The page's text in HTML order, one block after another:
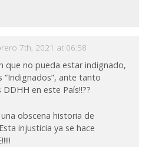
7th, 2021 at 06:58
que no pueda estar indignado,
“Indignados”, ante tanto
en este País!!??
obscena historia de
injusticia ya se hace